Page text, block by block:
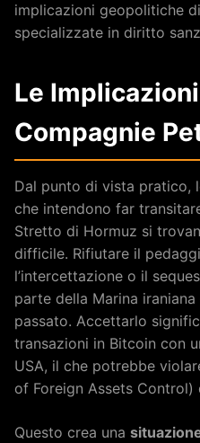
implicazioni geopolitiche
specializzate in diritto
Le
Compagnie
Dal punto di vista pratico,
che intendono far
Stretto di Hormuz si
difficile. Rifiutare il
l’intercettazione o il
parte della Marina
passato. Accettarlo
transazioni in Bitcoin con
USA, il che potrebbe
of Foreign Assets Control)
Questo crea una